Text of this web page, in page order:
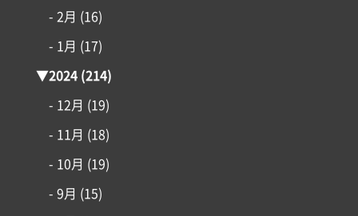
- 2月 (16)
- 1月 (17)
▼2024(214)
- 12月 (19)
- 11月 (18)
- 10月 (19)
- 9月 (15)